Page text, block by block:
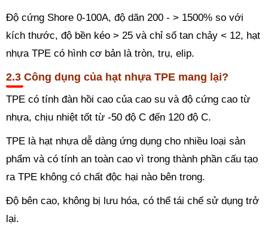
Độ cứng Shore 0-100A, độ dãn 200 - > 1500% so với
kích thước, độ bền kéo > 25 và chỉ số tan chảy < 12, hạt
nhựa TPE có hình cơ bản là tròn, trụ, elip.
Công dụng của hạt nhựa TPE mang lại?
TPE có tính đàn hồi cao của cao su và độ cứng cao từ
nhựa, chịu nhiệt tốt từ -50 độ C đến 120 độ C.
TPE là hạt nhựa dễ dàng ứng dụng cho nhiều loại sản
phẩm và có tính an toàn cao vì trong thành phần cấu tạo
ra TPE không có chất độc hại nào bên trong.
Độ bên cao, không bị lưu hóa, có thể tái chế sử dụng trở
lại.